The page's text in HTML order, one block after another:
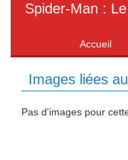
Spider-Man :
Accueil
Images liées
Pas d'images pour